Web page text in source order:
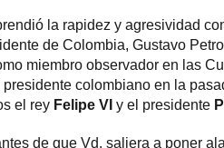
la rapidez y agresividad
de Colombia, Gustavo
miembro observador en las
colombiano en la
el rey Felipe VI y el presidente
de que Vd. saliera a poner